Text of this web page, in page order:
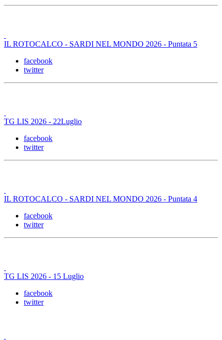
IL ROTOCALCO - SARDI NEL MONDO 2026 - Puntata 5
facebook
twitter
TG LIS 2026 - 22Luglio
facebook
twitter
IL ROTOCALCO - SARDI NEL MONDO 2026 - Puntata 4
facebook
twitter
TG LIS 2026 - 15 Luglio
facebook
twitter